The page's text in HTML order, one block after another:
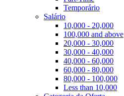
Temporário
Salário
10,000 - 20,000
100,000 and above
20,000 - 30,000
30,000 - 40,000
40,000 - 60,000
60,000 - 80,000
80,000 - 100,000
Less than 10,000